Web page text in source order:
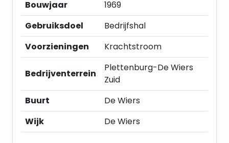
- hal: circa 130 m².
Kantoor:
- begane grond: circa 145 m²;
- 1e verdieping: circa 30 m².
De vermelde metrage is uitsluitend indicatief. Het
object is niet conform de meetnorm van het
normblad NEN 2580 ingemeten en derhalve kan
geen enkel recht worden ontleend aan de
genoemde metrages.
Bouwjaar
1969
Gebruiksdoel
Bedrijfshal
Voorzieningen
Krachtstroom
Bedrijventerrein
Plettenburg-De Wiers
Zuid
Buurt
De Wiers
Wijk
De Wiers